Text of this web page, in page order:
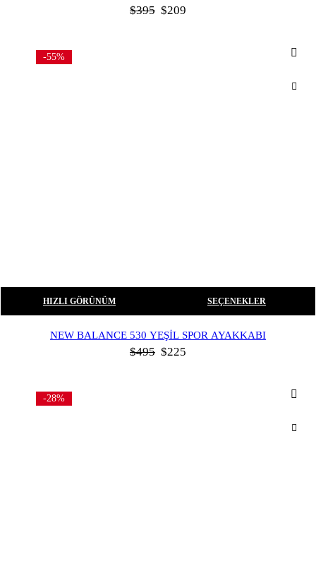
$395 $209
-55%
HIZLI GÖRÜNÜM SEÇENEKLER
NEW BALANCE 530 YEŞIL SPOR AYAKKABI
$495 $225
-28%